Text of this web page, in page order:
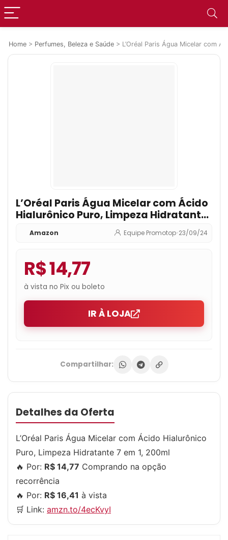
Home > Perfumes, Beleza e Saúde > L’Oréal Paris Água Micelar com
L’Oréal Paris Água Micelar com Ácido
Hialurônico Puro, Limpeza Hidratante
Amazon Equipe Promotop•23/09/24
R$ 14,77
à vista no Pix ou boleto
IR À LOJA
Compartilhar:
Detalhes da Oferta
L’Oréal Paris Água Micelar com Ácido Hialurônico
Puro, Limpeza Hidratante 7 em 1, 200ml
🔥 Por: R$ 14,77 Comprando na opção
recorrência
🔥 Por: R$ 16,41 à vista
🛒 Link: amzn.to/4ecKvyI